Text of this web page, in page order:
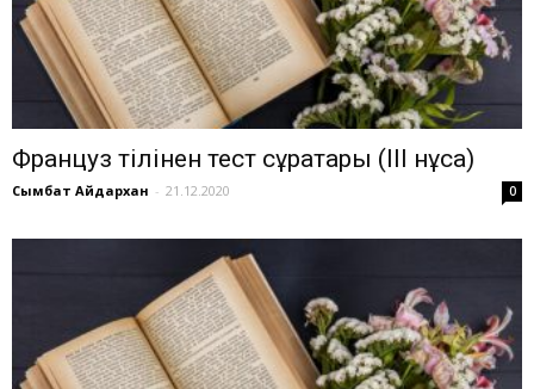
Француз тілінен тест сұрақтары (ІІІ нұсқа)
Сымбат Айдархан - 21.12.2020 0